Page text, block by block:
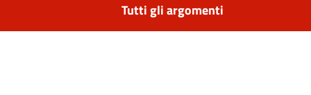
Tutti gli argomenti